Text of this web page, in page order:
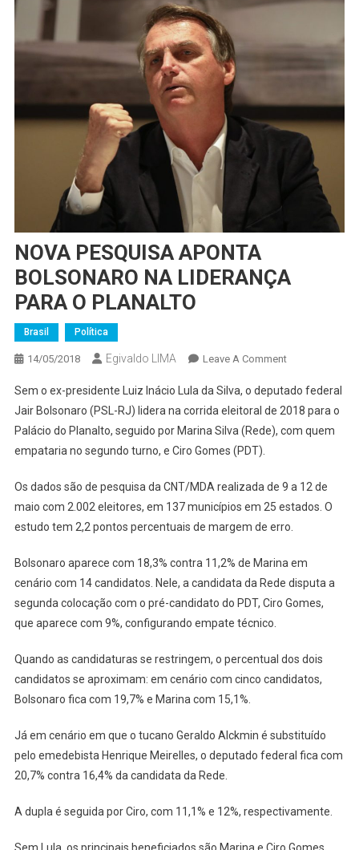
NOVA PESQUISA APONTA
BOLSONARO NA LIDERANÇA
PARA O PLANALTO
Brasil Política
14/05/2018 Egivaldo LIMA Leave A CommentOn
PESQUISA
APONTA
BOLSONARO
PARA
O
PLANALTO
Sem o ex-presidente Luiz Inácio Lula da Silva, o deputado federal
Jair Bolsonaro (PSL-RJ) lidera na corrida eleitoral de 2018 para o
Palácio do Planalto, seguido por Marina Silva (Rede), com quem
empataria no segundo turno, e Ciro Gomes (PDT).
Os dados são de pesquisa da CNT/MDA realizada de 9 a 12 de
maio com 2.002 eleitores, em 137 municípios em 25 estados. O
estudo tem 2,2 pontos percentuais de margem de erro.
Bolsonaro aparece com 18,3% contra 11,2% de Marina em
cenário com 14 candidatos. Nele, a candidata da Rede disputa a
segunda colocação com o pré-candidato do PDT, Ciro Gomes,
que aparece com 9%, configurando empate técnico.
Quando as candidaturas se restringem, o percentual dos dois
candidatos se aproximam: em cenário com cinco candidatos,
Bolsonaro fica com 19,7% e Marina com 15,1%.
Já em cenário em que o tucano Geraldo Alckmin é substituído
pelo emedebista Henrique Meirelles, o deputado federal fica com
20,7% contra 16,4% da candidata da Rede.
A dupla é seguida por Ciro, com 11,1% e 12%, respectivamente.